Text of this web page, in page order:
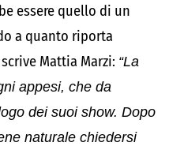
essere quello di un
a quanto riporta
Mattia Marzi: “La
appesi, che da
dei suoi show. Dopo
naturale chiedersi